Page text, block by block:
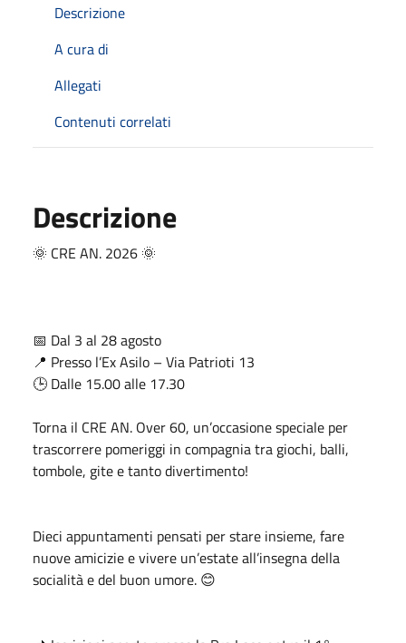
Descrizione
A cura di
Allegati
Contenuti correlati
Descrizione
🌞 CRE AN. 2026 🌞
📅 Dal 3 al 28 agosto
📍 Presso l’Ex Asilo – Via Patrioti 13
🕒 Dalle 15.00 alle 17.30
Torna il CRE AN. Over 60, un’occasione speciale per
trascorrere pomeriggi in compagnia tra giochi, balli,
tombole, gite e tanto divertimento!
Dieci appuntamenti pensati per stare insieme, fare
nuove amicizie e vivere un’estate all’insegna della
socialità e del buon umore. 😊